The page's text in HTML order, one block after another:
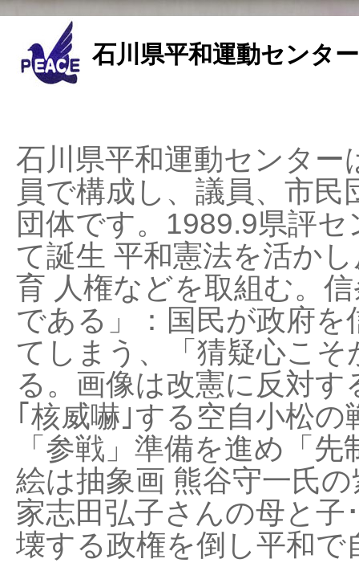
石川県平和運動センタ
石川県平和運動センタ
員で構成し、議員、市
団体です。1989.9県評
て誕生 平和憲法を活か
育 人権などを取組む。
である」：国民が政府
てしまう、「猜疑心こ
る。画像は改憲に反対
｢核威嚇｣する空自小松
「参戦」準備を進め「
絵は抽象画 熊谷守一氏
家志田弘子さんの母と子
壊する政権を倒し平和